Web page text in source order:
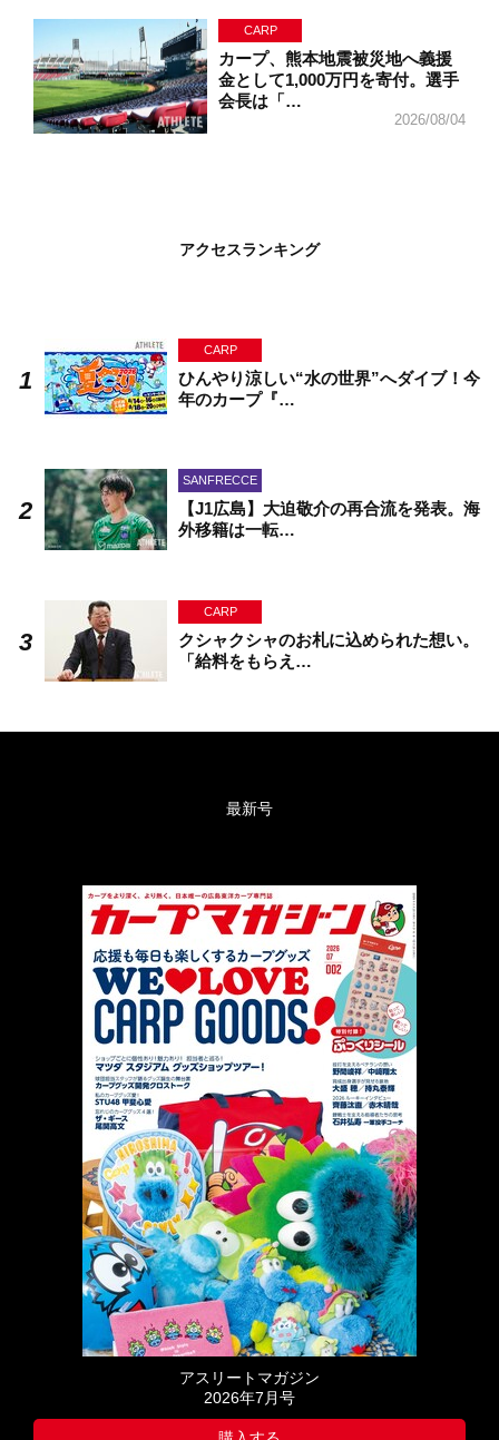
CARP
カープ、熊本地震被災地へ義援
金として1,000万円を寄付。選手
会長は「…
2026/08/04
アクセスランキング
CARP
ひんやり涼しい“水の世界”へダイブ！今
年のカープ『…
SANFRECCE
【J1広島】大迫敬介の再合流を発表。海
外移籍は一転…
CARP
クシャクシャのお札に込められた想い。
「給料をもらえ…
最新号
アスリートマガジン
2026年7月号